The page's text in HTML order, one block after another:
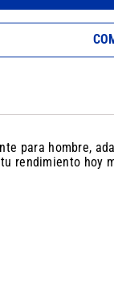
para hombre,
rendimiento hoy